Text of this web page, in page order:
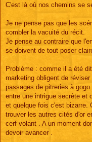
C'est là où nos chemins se
Je ne pense pas que les
combler la vacuité du récit.
Je pense au contraire que
se doivent de tout poser
Problème : comme il a été
marketing obligent de
passages de pitreries à
entre une intrigue secrète et
et quelque fois c'est bizarre.
trouver les autres cités d'or
cerf volant . A un moment
devoir avancer .